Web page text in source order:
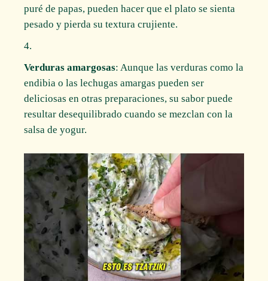
puré de papas, pueden hacer que el plato se sienta
pesado y pierda su textura crujiente.
Verduras amargosas: Aunque las verduras como la
endibia o las lechugas amargas pueden ser
deliciosas en otras preparaciones, su sabor puede
resultar desequilibrado cuando se mezclan con la
salsa de yogur.